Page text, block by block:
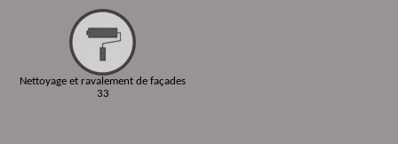
Nettoyage et ravalement de façades
33